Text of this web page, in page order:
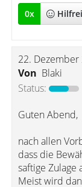
0x
22.
Von Blaki
Status:
Guten Abend,
nach allen
dass die
saftige Zulage
Meist wird